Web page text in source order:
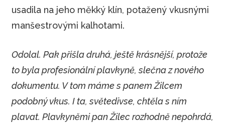
usadila na jeho měkký klín, potažený vkusnými
manšestrovými kalhotami.
Odolal. Pak přišla druhá, ještě krásnější, protože
to byla profesionální plavkyně, slečna z nového
dokumentu. V tom máme s panem Žilcem
podobný vkus. I ta, světedivse, chtěla s ním
plavat. Plavkyněmi pan Žilec rozhodně nepohrdá,